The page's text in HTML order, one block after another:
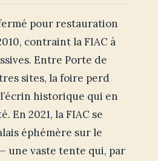
pour restauration
contraint la FIAC à
Entre Porte de
sites, la foire perd
historique qui en
En 2021, la FIAC se
éphémère sur le
une vaste tente qui, par